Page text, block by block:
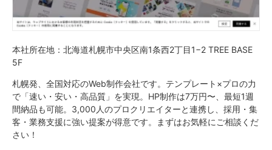
本社所在地：北海道札幌市中央区南1条西2丁目1−2 TREE BASE
5F
札幌発、全国対応のWeb制作会社です。テンプレート×プロの力
で「速い・安い・高品質」を実現。HP制作は7万円〜、最短1週
間納品も可能。3,000人のプロクリエイターと連携し、採用・集
客・業務支援に強い提案が得意です。まずはお気軽にご相談くだ
さい！